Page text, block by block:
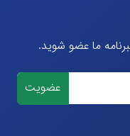
ما عضو شوید.
عضویت